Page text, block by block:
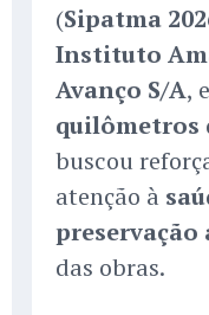
(Sipatma
Instituto
Avanço S/A,
quilômetros
buscou
atenção à
das obras.